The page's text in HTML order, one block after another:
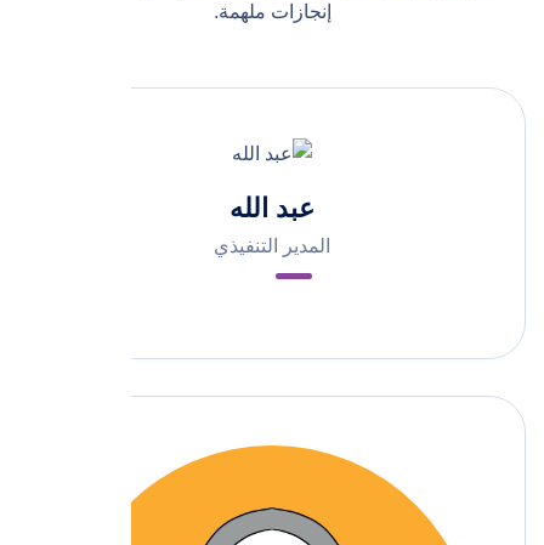
إنجازات ملهمة.
عبد الله
المدير التنفيذي